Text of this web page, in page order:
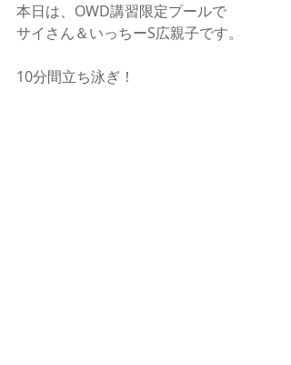
本日は、OWD講習限定プールで
サイさん＆いっちーS広親子です。
10分間立ち泳ぎ！